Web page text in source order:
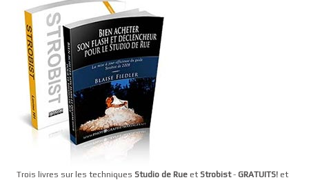
Trois livres sur les techniques Studio de Rue et Strobist- GRATUITS! et